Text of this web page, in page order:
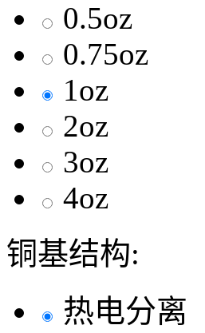
0.5oz
0.75oz
1oz
2oz
3oz
4oz
铜基结构:
热电分离